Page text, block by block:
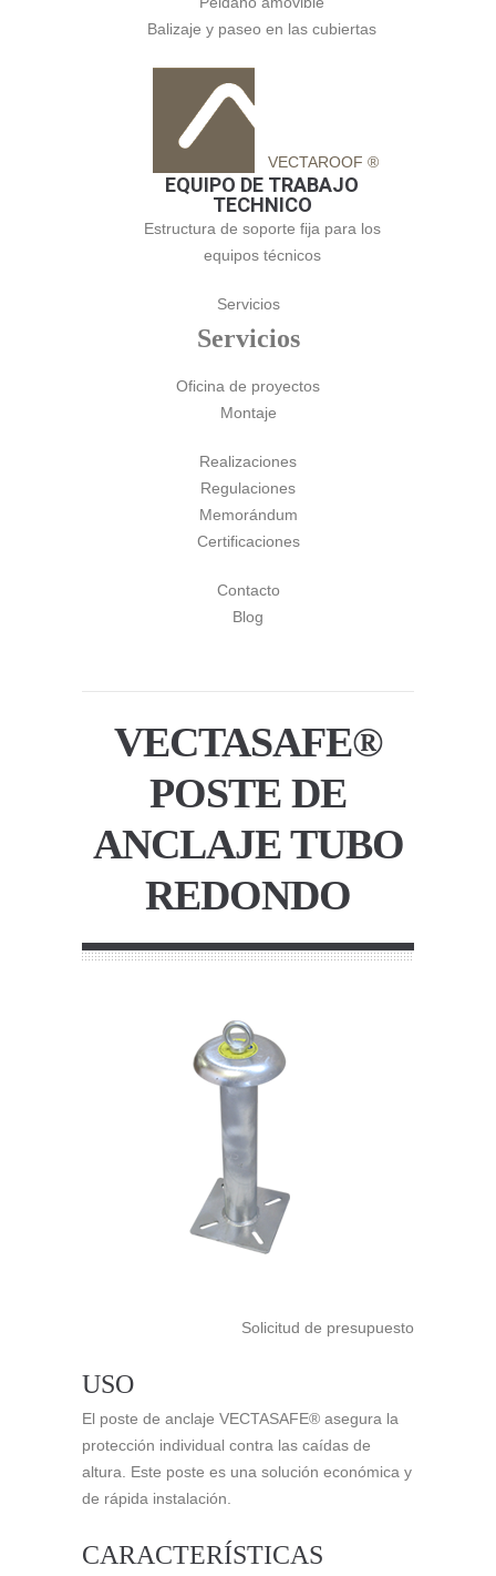
Balizaje y paseo en las cubiertas
VECTAROOF ®
EQUIPO DE TRABAJO
TECHNICO
Estructura de soporte fija para los
equipos técnicos
Servicios
Servicios
Oficina de proyectos
Montaje
Realizaciones
Regulaciones
Memorándum
Certificaciones
Contacto
Blog
VECTASAFE®
POSTE DE
ANCLAJE TUBO
REDONDO
Solicitud de presupuesto
USO
El poste de anclaje VECTASAFE® asegura la
protección individual contra las caídas de
altura. Este poste es una solución económica y
de rápida instalación.
CARACTERÍSTICAS